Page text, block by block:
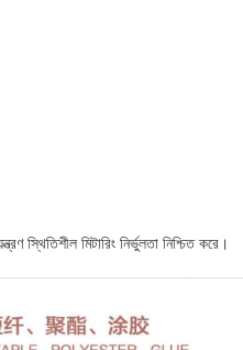
স্থিতিশীল মিটারিং নির্ভুলতা নিশ্চিত করে।